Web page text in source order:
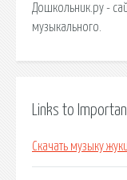
Дошкольник.ру -
музыкального.
Links to
Скачать музыку